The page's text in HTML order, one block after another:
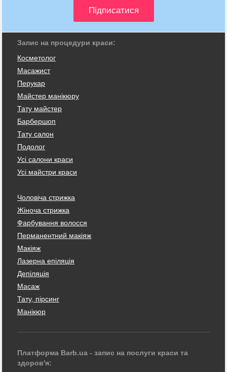
Запис на процедури краси:
Косметолог
Масажист
Перукар
Майстер манікюру
Тату майстер
Барбершоп
Тату салон
Подолог
Усі салони краси
Усі майстри краси
Чоловіча стрижка
Жіноча стрижка
Фарбування волосся
Перманентний макіяж
Макіяж
Лазерна епіляція
Депіляція
Масаж
Тату, пірсинг
Манікюр
Платформа Barb.ua - запис на послуги краси та
здоров'я: